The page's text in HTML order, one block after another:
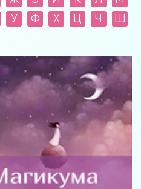
У Ф Х Ц Ч
Ш